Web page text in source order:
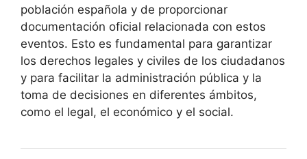
población española y de proporcionar
documentación oficial relacionada con estos
eventos. Esto es fundamental para garantizar
los derechos legales y civiles de los ciudadanos
y para facilitar la administración pública y la
toma de decisiones en diferentes ámbitos,
como el legal, el económico y el social.